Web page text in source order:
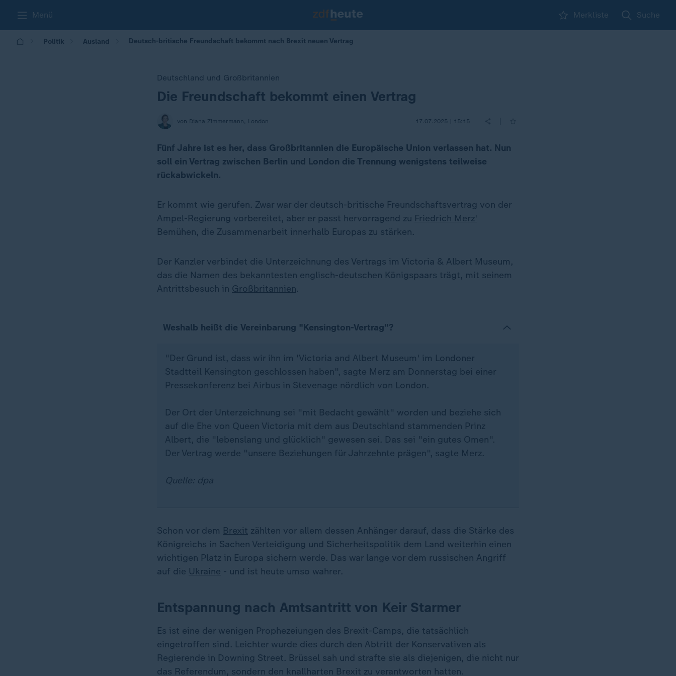
Menü Merkliste Suche
Politik Ausland Deutsch-britische Freundschaft bekommt nach Brexit neuen Vertrag
Deutschland und Großbritannien
:Die Freundschaft bekommt einen Vertrag
von Diana Zimmermann, London 17.07.2025 | 15:15
Fünf Jahre ist es her, dass Großbritannien die Europäische Union verlassen hat. Nun
soll ein Vertrag zwischen Berlin und London die Trennung wenigstens teilweise
rückabwickeln.
Er kommt wie gerufen. Zwar war der deutsch-britische Freundschaftsvertrag von der
Ampel-Regierung vorbereitet, aber er passt hervorragend zu Friedrich Merz'
Bemühen, die Zusammenarbeit innerhalb Europas zu stärken.
Der Kanzler verbindet die Unterzeichnung des Vertrags im Victoria & Albert Museum,
das die Namen des bekanntesten englisch-deutschen Königspaars trägt, mit seinem
Antrittsbesuch in Großbritannien.
Weshalb heißt die Vereinbarung "Kensington-Vertrag"?
"Der Grund ist, dass wir ihn im 'Victoria and Albert Museum' im Londoner
Stadtteil Kensington geschlossen haben", sagte Merz am Donnerstag bei einer
Pressekonferenz bei Airbus in Stevenage nördlich von London.
Der Ort der Unterzeichnung sei "mit Bedacht gewählt" worden und beziehe sich
auf die Ehe von Queen Victoria mit dem aus Deutschland stammenden Prinz
Albert, die "lebenslang und glücklich" gewesen sei. Das sei "ein gutes Omen".
Der Vertrag werde "unsere Beziehungen für Jahrzehnte prägen", sagte Merz.
Quelle: dpa
Schon vor dem Brexit zählten vor allem dessen Anhänger darauf, dass die Stärke des
Königreichs in Sachen Verteidigung und Sicherheitspolitik dem Land weiterhin einen
wichtigen Platz in Europa sichern werde. Das war lange vor dem russischen Angriff
auf die Ukraine - und ist heute umso wahrer.
Entspannung nach Amtsantritt von Keir Starmer
Es ist eine der wenigen Prophezeiungen des Brexit-Camps, die tatsächlich
eingetroffen sind. Leichter wurde dies durch den Abtritt der Konservativen als
Regierende in Downing Street. Brüssel sah und strafte sie als diejenigen, die nicht nur
das Referendum, sondern den knallharten Brexit zu verantworten hatten.